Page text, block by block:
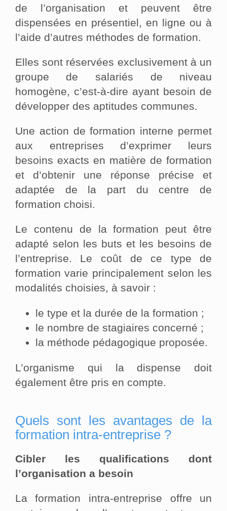
de l’organisation et peuvent être
dispensées en présentiel, en ligne ou à
l’aide d’autres méthodes de formation.
Elles sont réservées exclusivement à un
groupe de salariés de niveau
homogène, c’est-à-dire ayant besoin de
développer des aptitudes communes.
Une action de formation interne permet
aux entreprises d’exprimer leurs
besoins exacts en matière de formation
et d’obtenir une réponse précise et
adaptée de la part du centre de
formation choisi.
Le contenu de la formation peut être
adapté selon les buts et les besoins de
l’entreprise. Le coût de ce type de
formation varie principalement selon les
modalités choisies, à savoir :
le type et la durée de la formation ;
le nombre de stagiaires concerné ;
la méthode pédagogique proposée.
L’organisme qui la dispense doit
également être pris en compte.
Quels sont les avantages de la
formation intra-entreprise ?
Cibler les qualifications dont
l’organisation a besoin
La formation intra-entreprise offre un